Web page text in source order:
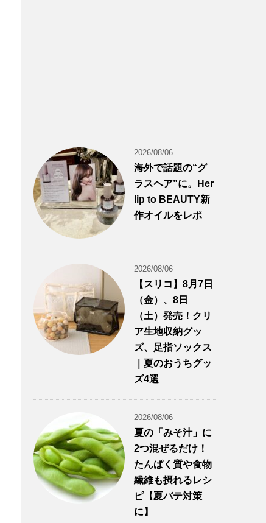
2026/08/06
海外で話題の“グ
ラスヘア”に。Her
lip to BEAUTY新
作オイルをレポ
2026/08/06
【スリコ】8月7日
（金）、8日
（土）発売！クリ
ア生地収納グッ
ズ、足指ソックス
｜夏のおうちグッ
ズ4選
2026/08/06
夏の「みそ汁」に
2つ混ぜるだけ！
たんぱく質や食物
繊維も摂れるレシ
ピ【夏バテ対策
に】